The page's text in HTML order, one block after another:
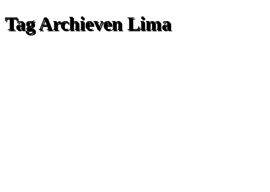
Tag Archieven Lima